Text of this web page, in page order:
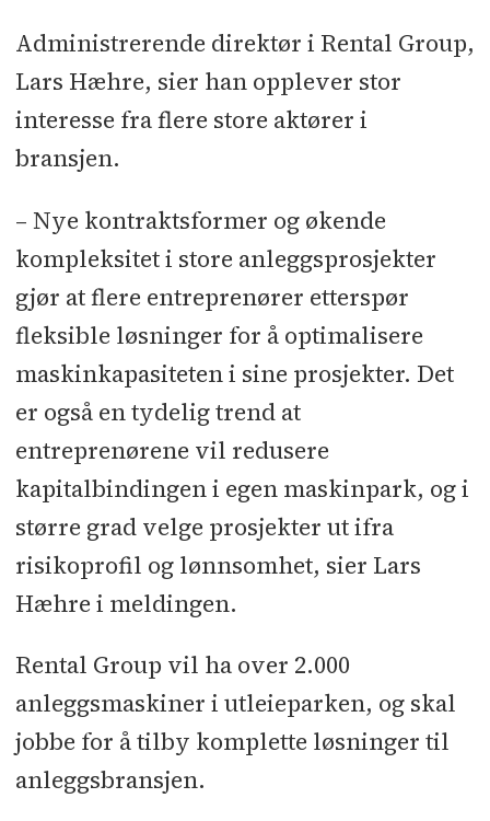
Administrerende direktør i Rental Group,
Lars Hæhre, sier han opplever stor
interesse fra flere store aktører i
bransjen.
– Nye kontraktsformer og økende
kompleksitet i store anleggsprosjekter
gjør at flere entreprenører etterspør
fleksible løsninger for å optimalisere
maskinkapasiteten i sine prosjekter. Det
er også en tydelig trend at
entreprenørene vil redusere
kapitalbindingen i egen maskinpark, og i
større grad velge prosjekter ut ifra
risikoprofil og lønnsomhet, sier Lars
Hæhre i meldingen.
Rental Group vil ha over 2.000
anleggsmaskiner i utleieparken, og skal
jobbe for å tilby komplette løsninger til
anleggsbransjen.